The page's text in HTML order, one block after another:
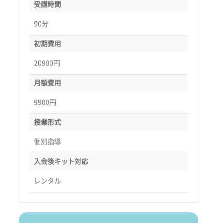
受講時間
90分
初期費用
20900円
月額費用
9900円
授業形式
個別指導
入会後キット対応
レンタル